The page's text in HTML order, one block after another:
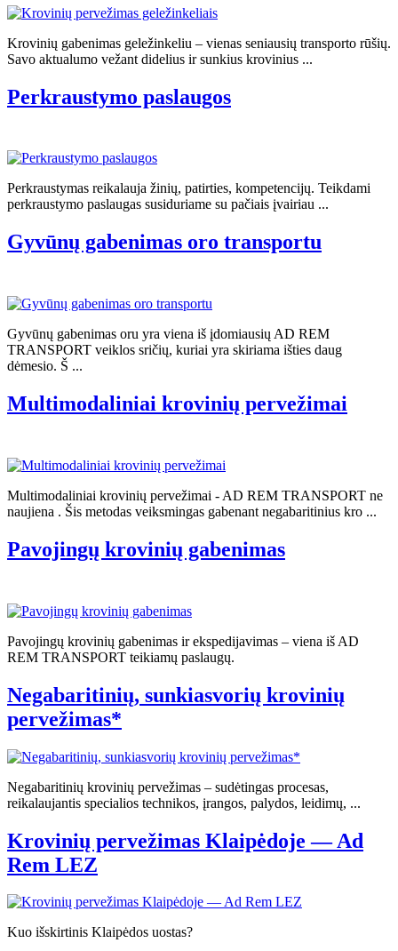
Krovinių gabenimas geležinkeliu – vienas seniausių transporto rūšių.
Savo aktualumo vežant didelius ir sunkius krovinius ...
Perkraustymo paslaugos
Perkraustymas reikalauja žinių, patirties, kompetencijų. Teikdami
perkraustymo paslaugas susiduriame su pačiais įvairiau ...
Gyvūnų gabenimas oro transportu
Gyvūnų gabenimas oru yra viena iš įdomiausių AD REM
TRANSPORT veiklos sričių, kuriai yra skiriama išties daug
dėmesio. Š ...
Multimodaliniai krovinių pervežimai
Multimodaliniai krovinių pervežimai - AD REM TRANSPORT ne
naujiena . Šis metodas veiksmingas gabenant negabaritinius kro ...
Pavojingų krovinių gabenimas
Pavojingų krovinių gabenimas ir ekspedijavimas – viena iš AD
REM TRANSPORT teikiamų paslaugų.
Negabaritinių, sunkiasvorių krovinių
pervežimas*
Negabaritinių krovinių pervežimas – sudėtingas procesas,
reikalaujantis specialios technikos, įrangos, palydos, leidimų, ...
Krovinių pervežimas Klaipėdoje — Ad
Rem LEZ
Kuo išskirtinis Klaipėdos uostas?